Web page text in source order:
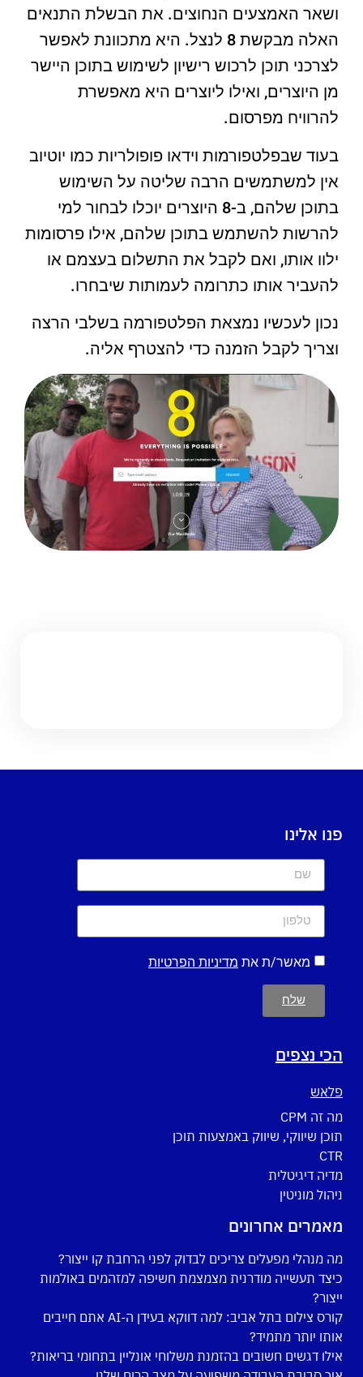
ושאר האמצעים הנחוצים. את הבשלת התנאים
האלה מבקשת 8 לנצל. היא מתכוונת לאפשר
לצרכני תוכן לרכוש רישיון לשימוש בתוכן היישר
מן היוצרים, ואילו ליוצרים היא מאפשרת
להרוויח מפרסום.
בעוד שבפלטפורמות וידאו פופולריות כמו יוטיוב
אין למשתמשים הרבה שליטה על השימוש
בתוכן שלהם, ב-8 היוצרים יוכלו לבחור למי
להרשות להשתמש בתוכן שלהם, אילו פרסומות
ילוו אותו, ואם לקבל את התשלום בעצמם או
להעביר אותו כתרומה לעמותות שיבחרו.
נכון לעכשיו נמצאת הפלטפורמה בשלבי הרצה
וצריך לקבל הזמנה כדי להצטרף אליה.
פנו אלינו
מאשר/ת את מדיניות הפרטיות
שלח
הכי נצפים
פלאש
מה זה CPM
תוכן שיווקי, שיווק באמצעות תוכן
CTR
מדיה דיגיטלית
ניהול מוניטין
מאמרים אחרונים
מה מנהלי מפעלים צריכים לבדוק לפני הרחבת קו ייצור?
כיצד תעשייה מודרנית מצמצמת חשיפה למזהמים באולמות
ייצור?
קורס צילום בתל אביב: למה דווקא בעידן ה-AI אתם חייבים
אותו יותר מתמיד?
אילו דגשים חשובים בהזמנת משלוחי אונליין בתחומי בריאות?